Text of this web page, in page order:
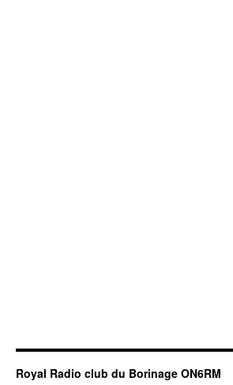
Royal Radio club du Borinage ON6RM